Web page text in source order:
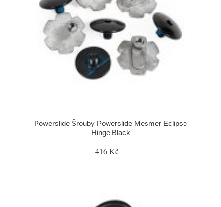
Powerslide Šrouby Powerslide Mesmer Eclipse
Hinge Black
416 Kč